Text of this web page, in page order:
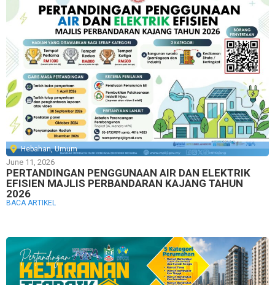
Hebahan,Umum
June 11, 2026
PERTANDINGAN PENGGUNAAN AIR DAN ELEKTRIK
EFISIEN MAJLIS PERBANDARAN KAJANG TAHUN
2026
BACA ARTIKEL